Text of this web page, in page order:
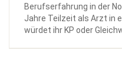
Berufserfahrung in der
Jahre Teilzeit als Arzt in
würdet ihr KP oder